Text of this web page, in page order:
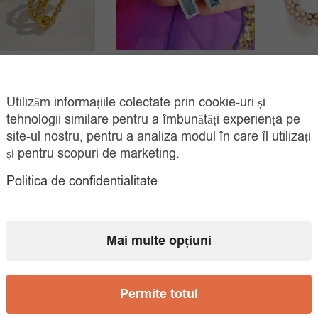
Placati
50.00 lei
Prețul
inițial
a
fost:
50.00 lei.
leiPrețul
curent
este:
35.00 lei.
ADAUGĂ ÎN
COȘ
55.00 lei
Prețul
inițial
35.00leiPrețul
curent
ADAUGĂ ÎN
Utilizăm informațiile colectate prin cookie-uri și
tehnologii similare pentru a îmbunătăți experiența pe
site-ul nostru, pentru a analiza modul în care îl utilizați
și pentru scopuri de marketing.
Politica de confidentialitate
Mai multe opțiuni
Permite totul